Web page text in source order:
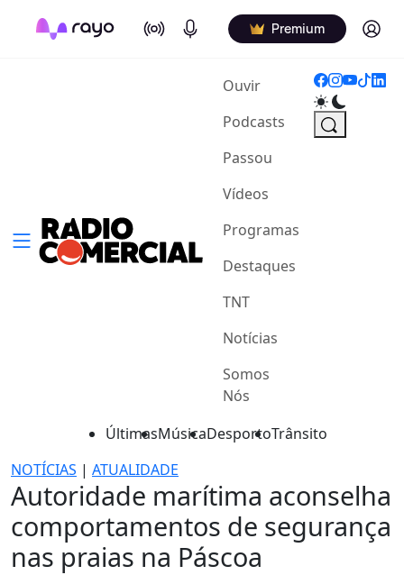
On Air Podcasts Premium Log in
Ouvir(current)
Podcasts
Passou
Vídeos
Programas
Destaques
TNT
Notícias
Somos
Nós
ÚltimasMúsicaDesportoTrânsito
NOTÍCIAS | ATUALIDADE
Autoridade marítima aconselha
comportamentos de segurança
nas praias na Páscoa